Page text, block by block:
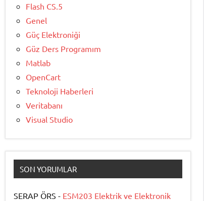
Flash CS.5
Genel
Güç Elektroniği
Güz Ders Programım
Matlab
OpenCart
Teknoloji Haberleri
Veritabanı
Visual Studio
SON YORUMLAR
SERAP ÖRS - ESM203 Elektrik ve Elektronik